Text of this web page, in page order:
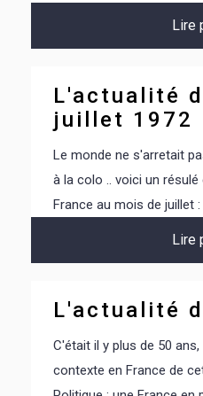
Lire
L'actualité
juillet 1972
Le monde ne s'arretait
à la colo .. voici un
France au mois de juillet
Lire
L'actualité
C'était il y plus de 50
contexte en France de